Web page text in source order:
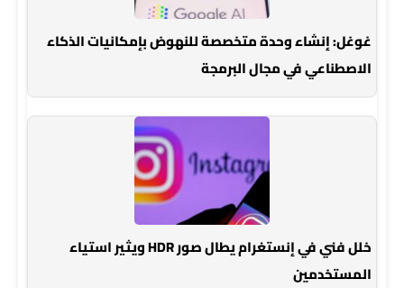
غوغل: إنشاء وحدة متخصصة للنهوض بإمكانيات الذكاء
الاصطناعي في مجال البرمجة
خلل فني في إنستغرام يطال صور HDR ويثير استياء
المستخدمين